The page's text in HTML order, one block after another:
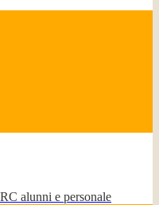
alunni e personale